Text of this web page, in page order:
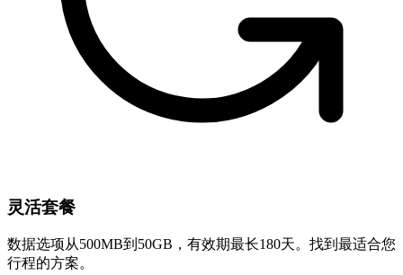
灵活套餐
数据选项从500MB到50GB，有效期最长180天。找到最适合您
行程的方案。